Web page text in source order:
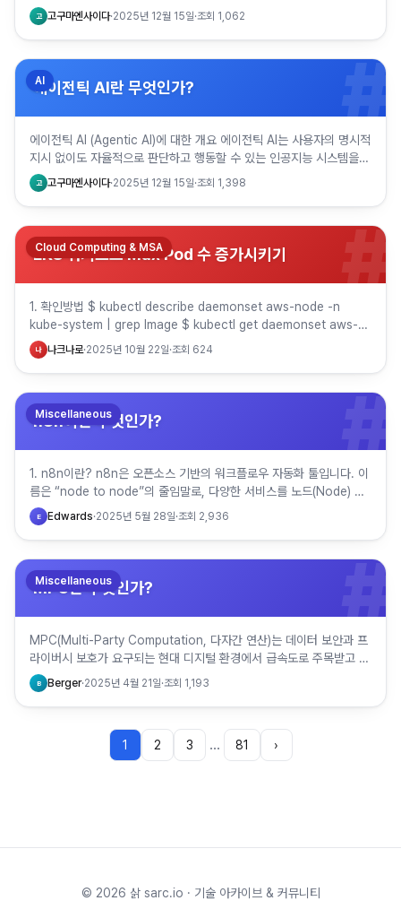
대규모 언어모델 기반 AI 챗봇으로, …
고 고구마엔사이다·2025년 12월 15일·조회 1,062
에이전틱 AI란 무엇인가? #
AI
에이전틱 AI (Agentic AI)에 대한 개요 에이전틱 AI는 사용자의 명시적
지시 없이도 자율적으로 판단하고 행동할 수 있는 인공지능 시스템을
의미한다. 이는 전통적인 대화형 AI와 구별되는 …
고 고구마엔사이다·2025년 12월 15일·조회 1,398
EKS 워커노드 Max Pod 수 증가시키기 #
Cloud Computing & MSA
1. 확인방법 $ kubectl describe daemonset aws-node -n
kube-system | grep Image $ kubectl get daemonset aws-
node -n …
나 나크나로·2025년 10월 22일·조회 624
n8n이란 무엇인가? #
Miscellaneous
1. n8n이란? n8n은 오픈소스 기반의 워크플로우 자동화 툴입니다. 이
름은 “node to node”의 줄임말로, 다양한 서비스를 노드(Node) 단
위로 시각적으로 연결하여 자동화된 작업을 구성…
E Edwards·2025년 5월 28일·조회 2,936
MPC란 무엇인가? #
Miscellaneous
MPC(Multi-Party Computation, 다자간 연산)는 데이터 보안과 프
라이버시 보호가 요구되는 현대 디지털 환경에서 급속도로 주목받고 있
는 암호 기술이다. 특히, 신뢰할 수 없는 환경…
B Berger·2025년 4월 21일·조회 1,193
1 2 3 … 81 ›
© 2026 삵 sarc.io · 기술 아카이브 & 커뮤니티